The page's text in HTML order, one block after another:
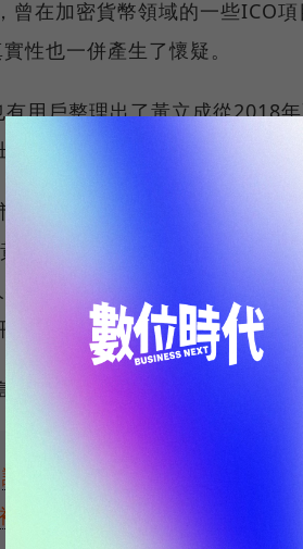
曾在加密貨幣領域的一些ICO
性也一併產生了懷疑。
用戶整理出了黃立成從2018
，就這樣洋洋灑灑的列了共十一
長謝國樑又再次浮出社群討論
立成（麻吉大哥）、謝國樑、
和 Ryan Terribilini（田萊恩
。
金融22,000 ETH涉及挪用，導
謝國樑陷NET爭議！「寶島金融
？